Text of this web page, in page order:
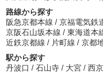
路線から探す
阪急京都本線 / 京福電気鉄
京阪石山坂本線 / 東海道本
近鉄京都線 / 片町線 / 京都
駅から探す
丹波口 / 石山寺 / 大宮 / 西